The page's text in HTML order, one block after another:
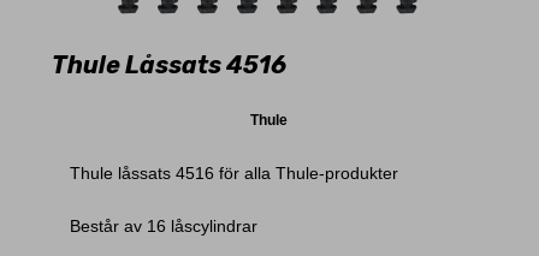
Thule Låssats 4516
Thule
Thule låssats 4516 för alla Thule-produkter
Består av 16 låscylindrar